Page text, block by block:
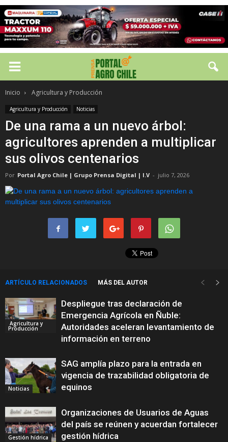
Inicio Agricultura y Producción
Agricultura y Producción Noticias
De una rama a un nuevo árbol:
agricultores aprenden a multiplicar
sus olivos centenarios
Por Portal Agro Chile | Grupo Prensa Digital | I.V - julio 7, 2026
ARTÍCULO RELACIONADOS MÁS DEL AUTOR
Agricultura y
Producción
Despliegue tras declaración de
Emergencia Agrícola en Ñuble:
Autoridades aceleran levantamiento de
información en terreno
Noticias
SAG amplía plazo para la entrada en
vigencia de trazabilidad obligatoria de
equinos
Gestión hídrica
Organizaciones de Usuarios de Aguas
del país se reúnen y acuerdan fortalecer
gestión hídrica